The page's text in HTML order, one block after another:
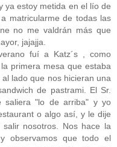
ya estoy metida en el lío de
matricularme de todas las
no me valdrán más que
jajajja.
fuí a Katz´s , como
primera mesa que estaba
lado que nos hicieran una
de pastrami. El Sr.
saliera "lo de arriba" y yo
o algo así, y le dije
nosotros. Nos hace la
observamos que todo el